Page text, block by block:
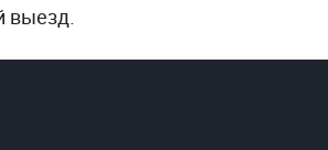
выезд.